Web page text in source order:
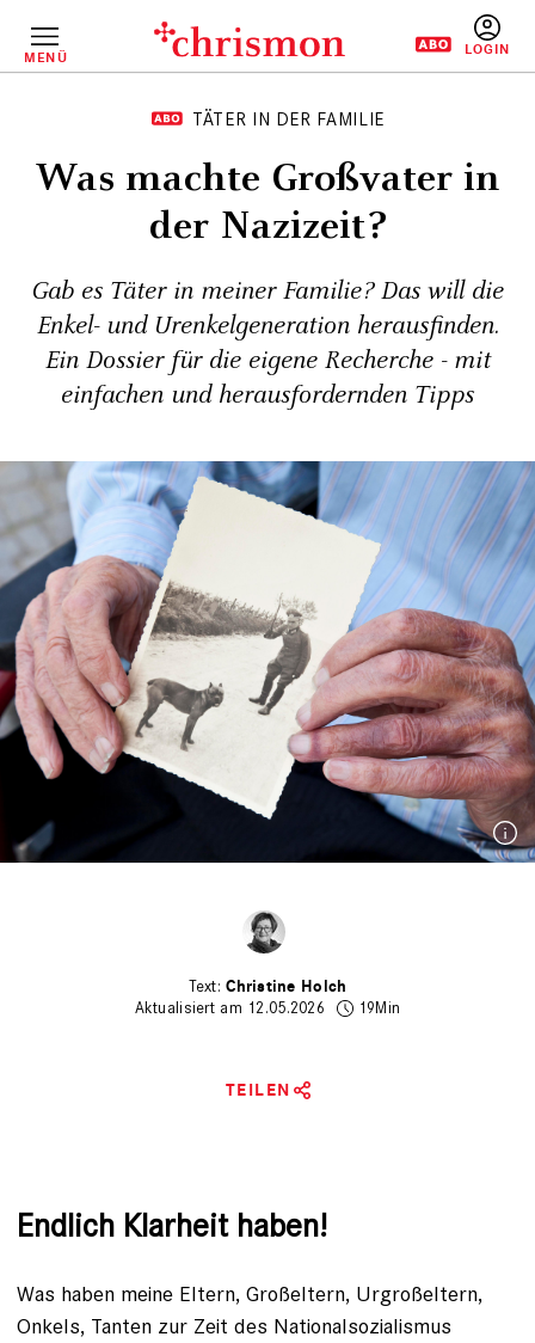
InhaltMENÜ
TÄTER IN DER FAMILIE
Was machte Großvater in
der Nazizeit?
Gab es Täter in meiner Familie? Das will die
Enkel- und Urenkelgeneration herausfinden.
Ein Dossier für die eigene Recherche - mit
einfachen und herausfordernden Tipps
Christine Holch
Aktualisiert am 12.05.2026
19Min
TEILEN
Endlich Klarheit haben!
Was haben meine Eltern, Großeltern, Urgroßeltern,
Onkels, Tanten zur Zeit des Nationalsozialismus